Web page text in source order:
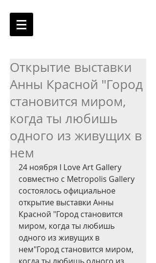
Открытие выставки
Анны Красной "Город
становится миром,
когда ты любишь
одного из живущих в
нем
24 ноября I Love Art Gallery
совместно с Metropolis Gallery
состоялось официальное
открытие выставки Анны
Красной "Город становится
миром, когда ты любишь
одного из живущих в
нем"Город становится миром,